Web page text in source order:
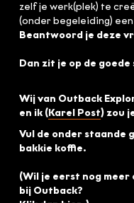
zelf je werk(plek) te
(onder begeleiding)
Beantwoord je deze
Dan zit je op de goede
Wij van Outback
en ik (Karel Post) zou
Vul de onder staande
bakkie koffie.
(Wil je eerst nog
bij Outback?